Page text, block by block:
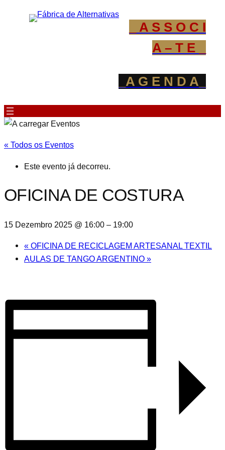
_ A S S O C I
A – T E _
_A G E N D A_
« Todos os Eventos
Este evento já decorreu.
OFICINA DE COSTURA
15 Dezembro 2025 @ 16:00 – 19:00
« OFICINA DE RECICLAGEM ARTESANAL TEXTIL
AULAS DE TANGO ARGENTINO »